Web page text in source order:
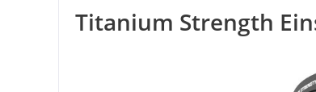
Titanium Strength